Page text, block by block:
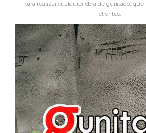
para realizar cualquier obra de gunitado,
clientes.